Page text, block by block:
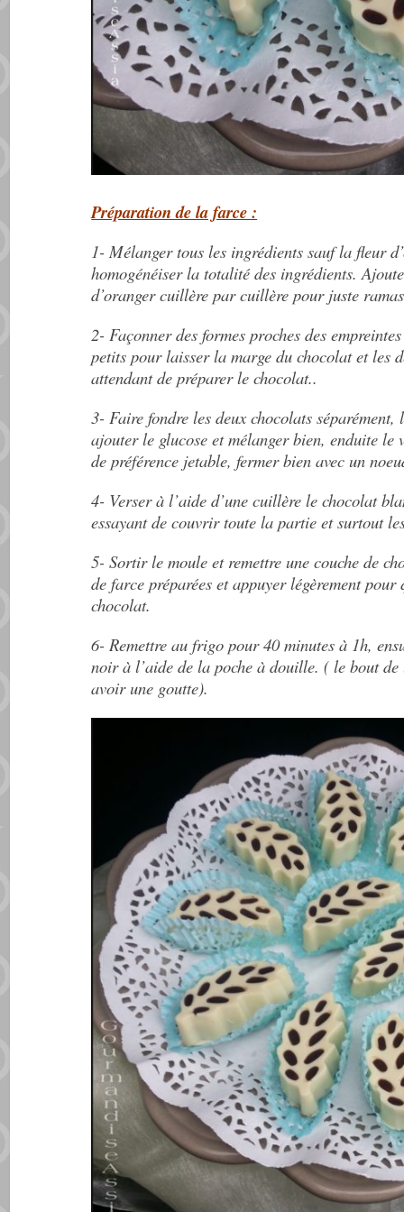
Préparation de la farce :
1- Mélanger tous les ingrédients sauf la fleur
homogénéiser la totalité des ingrédients.
d’oranger cuillère par cuillère pour juste
2- Façonner des formes proches des
petits pour laisser la marge du chocolat et les
attendant de préparer le chocolat..
3- Faire fondre les deux chocolats
ajouter le glucose et mélanger bien, enduite le
de préférence jetable, fermer bien avec un
4- Verser à l’aide d’une cuillère le chocolat
essayant de couvrir toute la partie et surtout
5- Sortir le moule et remettre une couche de
de farce préparées et appuyer légèrement pour
chocolat.
6- Remettre au frigo pour 40 minutes à 1h,
noir à l’aide de la poche à douille. ( le bout
avoir une goutte).